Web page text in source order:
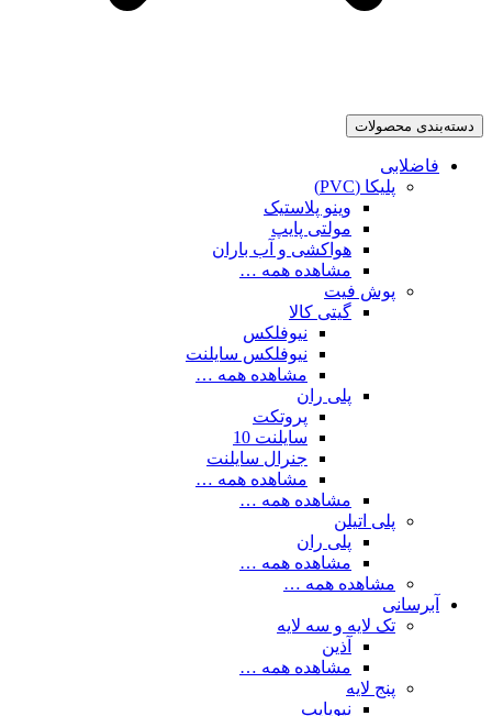
دسته‌بندی محصولات
فاضلابی
پلیکا (PVC)
وینو پلاستیک
مولتی پایپ
هواکشی و آب باران
مشاهده همه …
پوش فیت
گیتی کالا
نیوفلکس
نیوفلکس سایلنت
مشاهده همه …
پلی ران
پروتکت
سایلنت 10
جنرال سایلنت
مشاهده همه …
مشاهده همه …
پلی اتیلن
پلی ران
مشاهده همه …
مشاهده همه …
آبرسانی
تک لایه و سه لایه
آذین
مشاهده همه …
پنج لایه
نیوپایپ